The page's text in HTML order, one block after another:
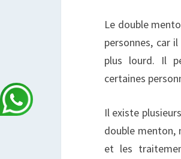
Le double
personnes, car
plus lourd. Il
certaines
Il existe
double menton,
et les